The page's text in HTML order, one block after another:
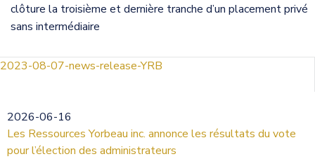
clôture la troisième et dernière tranche d’un placement privé
sans intermédiaire
2023-08-07-news-release-YRB
2026-06-16
Les Ressources Yorbeau inc. annonce les résultats du vote
pour l’élection des administrateurs